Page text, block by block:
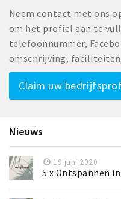
Neem contact met ons
om het profiel aan te
telefoonnummer,
omschrijving,
Claim uw
Nieuws
19 juni 2020
5 x Ontspannen